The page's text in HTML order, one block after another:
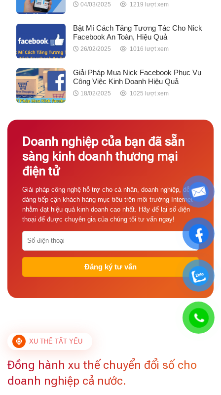
04/03/2025 1219 lượt xem
Bật Mí Cách Tăng Tương Tác Cho Nick
Facebook An Toàn, Hiệu Quả
26/02/2025 1016 lượt xem
Giải Pháp Mua Nick Facebook Phục Vụ
Công Việc Kinh Doanh Hiệu Quả
18/02/2025 1025 lượt xem
Doanh nghiệp của bạn đã sẵn
sàng kinh doanh thương mại
điện tử
Giải pháp công nghệ hỗ trợ cho cá nhân, doanh nghiệp, dễ
dàng tiếp cận khách hàng mục tiêu trên môi trường Internet
nhằm đạt hiệu quả kinh doanh cao nhất. Hãy để lại số điện
thoại để được chuyên gia của chúng tôi tư vấn ngay!
XU THẾ TẤT YẾU
Đồng hành xu thế chuyển đổi số cho
doanh nghiệp cả nước.